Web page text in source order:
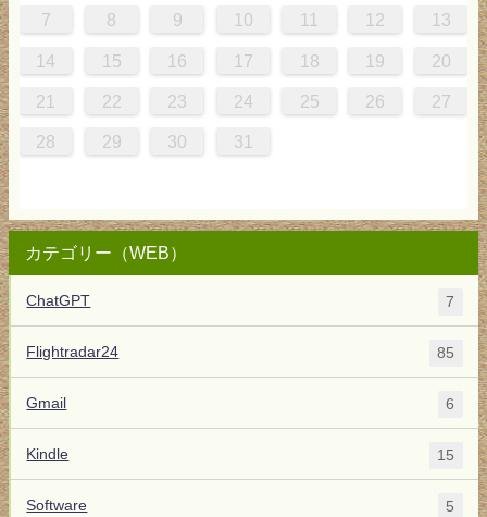
7 8 9 10 11 12 13
14 15 16 17 18 19 20
21 22 23 24 25 26 27
28 29 30 31
カテゴリー（WEB）
ChatGPT 7
Flightradar24 85
Gmail 6
Kindle 15
Software 5